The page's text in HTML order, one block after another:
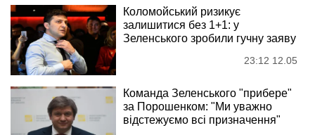
Коломойський ризикує
залишитися без 1+1: у
Зеленського зробили гучну заяву
23:12 12.05
Команда Зеленського "прибере"
за Порошенком: "Ми уважно
відстежуємо всі призначення"